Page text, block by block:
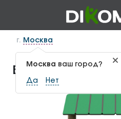
г. Москва
Москва ваш город?
Да Нет
Бизиборд